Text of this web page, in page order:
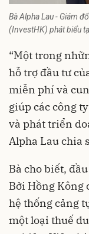
Bà Alpha Lau - Giám
(InvestHK) phát biểu
“Một trong
hỗ trợ đầu tư
miễn phí và
giúp các công
và phát triển
Alpha Lau chia
Bà cho biết,
Bởi Hồng Kông
hệ thống cảng
một loại thuế